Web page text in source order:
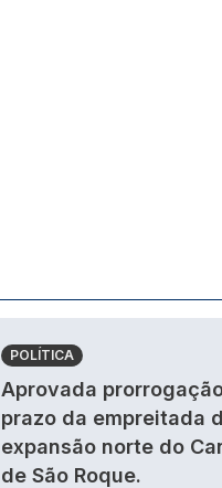
POLÍTICA
Aprovada
prazo da empreitada
expansão norte do
de São Roque.